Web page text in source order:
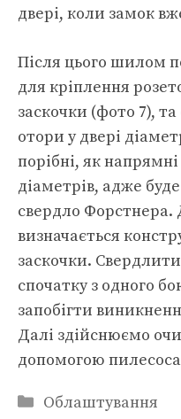
двері, коли замок
Після цього шилом
для кріплення
заскочки (фото 7), та
отори у двері
порібні, як
діаметрів, адже
свердло Форстнера.
визначається
заскочки.
спочатку з одного
запобігти
Далі здійснюємо
допомогою
Категорії
Облаштування